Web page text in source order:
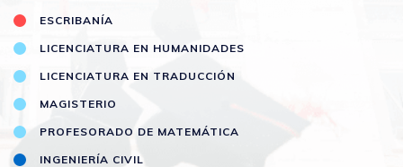
ESCRIBANÍA
LICENCIATURA EN HUMANIDADES
LICENCIATURA EN TRADUCCIÓN
MAGISTERIO
PROFESORADO DE MATEMÁTICA
INGENIERÍA CIVIL